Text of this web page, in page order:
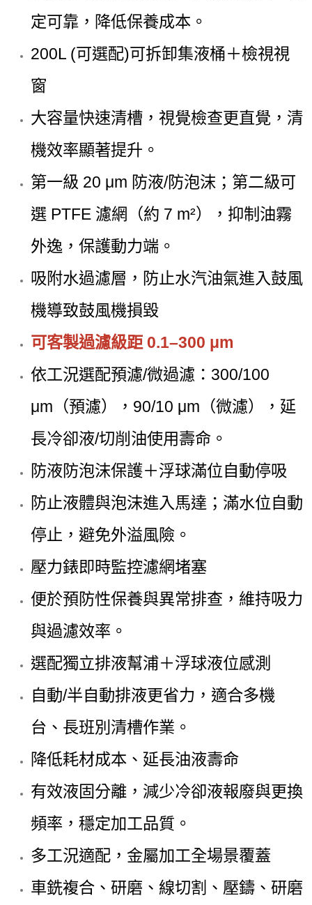
定可靠，降低保養成本。
200L (可選配)可拆卸集液桶＋檢視視
窗
大容量快速清槽，視覺檢查更直覺，清
機效率顯著提升。
第一級 20 μm 防液/防泡沫；第二級可
選 PTFE 濾網（約 7 m²），抑制油霧
外逸，保護動力端。
吸附水過濾層，防止水汽油氣進入鼓風
機導致鼓風機損毀
可客製過濾級距 0.1–300 μm
依工況選配預濾/微過濾：300/100
μm（預濾），90/10 μm（微濾），延
長冷卻液/切削油使用壽命。
防液防泡沫保護＋浮球滿位自動停吸
防止液體與泡沫進入馬達；滿水位自動
停止，避免外溢風險。
壓力錶即時監控濾網堵塞
便於預防性保養與異常排查，維持吸力
與過濾效率。
選配獨立排液幫浦＋浮球液位感測
自動/半自動排液更省力，適合多機
台、長班別清槽作業。
降低耗材成本、延長油液壽命
有效液固分離，減少冷卻液報廢與更換
頻率，穩定加工品質。
多工況適配，金屬加工全場景覆蓋
車銑複合、研磨、線切割、壓鑄、研磨